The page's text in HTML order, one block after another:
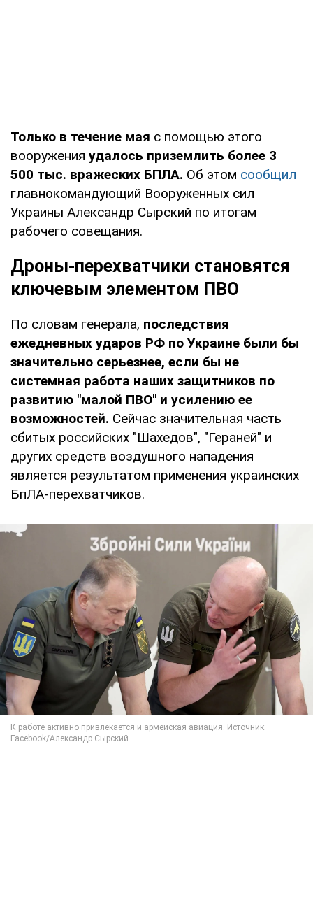
Только в течение мая с помощью этого
вооружения удалось приземлить более 3
500 тыс. вражеских БПЛА. Об этом сообщил
главнокомандующий Вооруженных сил
Украины Александр Сырский по итогам
рабочего совещания.
Дроны-перехватчики становятся
ключевым элементом ПВО
По словам генерала, последствия
ежедневных ударов РФ по Украине были бы
значительно серьезнее, если бы не
системная работа наших защитников по
развитию "малой ПВО" и усилению ее
возможностей. Сейчас значительная часть
сбитых российских "Шахедов", "Гераней" и
других средств воздушного нападения
является результатом применения украинских
БпЛА-перехватчиков.